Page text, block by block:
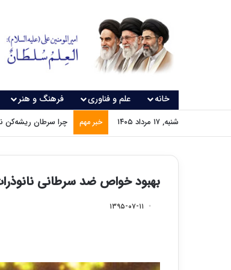
خانه علم و فناوری فرهنگ و هنر
شنبه, ۱۷ مرداد ۱۴۰۵ خبر مهم چرا سرطان ریشه‌کن
بهبود خواص ضد سرطانی
۱۳۹۵-۰۷-۱۱